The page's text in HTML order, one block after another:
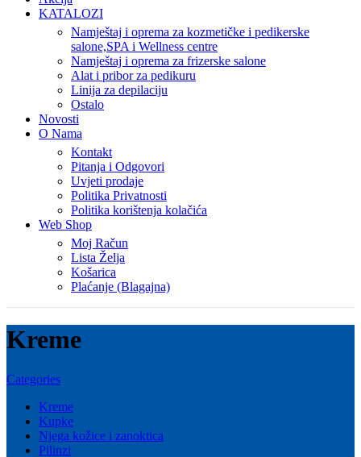
KATALOZI
Namještaj i oprema za kozmetičke i pedikerske
salone,SPA i Wellness centre
Namještaj i oprema za frizerske salone
Alat i pribor za pedikuru
Linija za depilaciju
Ostalo
Novosti
O Nama
Kontakt
Pitanja i Odgovori
Uvjeti prodaje
Politika Privatnosti
Politika korištenja kolačića
Web Shop
Moj Račun
Lista Želja
Košarica
Plaćanje (Blagajna)
Kreme
Categories
Kreme
Kupke
Njega kožice i zanoktica
Pilinzi